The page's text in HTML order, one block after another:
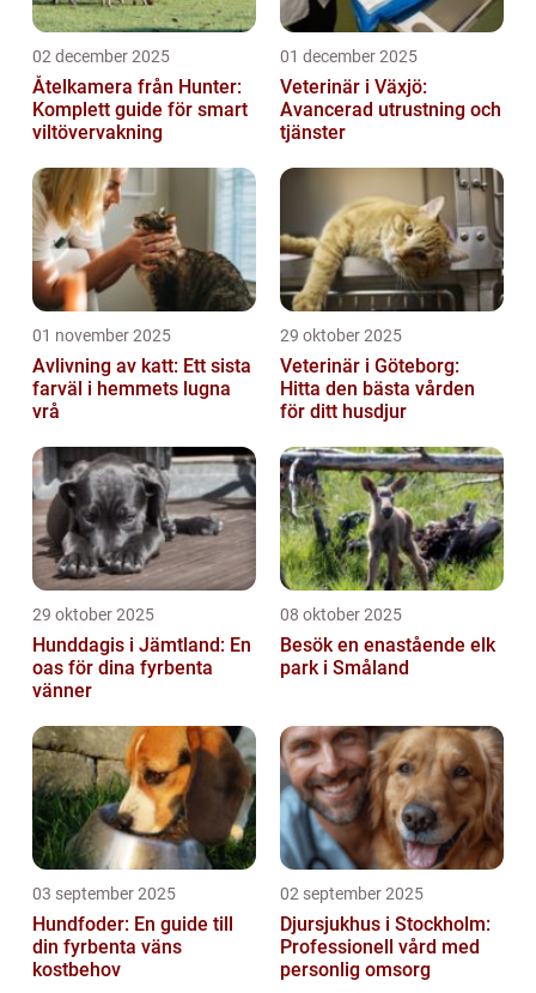
02 december 2025
Åtelkamera från Hunter:
Komplett guide för smart
viltövervakning
01 december 2025
Veterinär i Växjö:
Avancerad utrustning och
tjänster
01 november 2025
Avlivning av katt: Ett sista
farväl i hemmets lugna
vrå
29 oktober 2025
Veterinär i Göteborg:
Hitta den bästa vården
för ditt husdjur
29 oktober 2025
Hunddagis i Jämtland: En
oas för dina fyrbenta
vänner
08 oktober 2025
Besök en enastående elk
park i Småland
03 september 2025
Hundfoder: En guide till
din fyrbenta väns
kostbehov
02 september 2025
Djursjukhus i Stockholm:
Professionell vård med
personlig omsorg